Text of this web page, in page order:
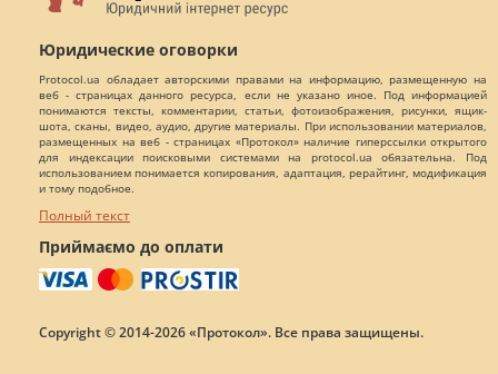
Юридические оговорки
Protocol.ua обладает авторскими правами на информацию, размещенную на
веб - страницах данного ресурса, если не указано иное. Под информацией
понимаются тексты, комментарии, статьи, фотоизображения, рисунки, ящик-
шота, сканы, видео, аудио, другие материалы. При использовании материалов,
размещенных на веб - страницах «Протокол» наличие гиперссылки открытого
для индексации поисковыми системами на protocol.ua обязательна. Под
использованием понимается копирования, адаптация, рерайтинг, модификация
и тому подобное.
Полный текст
Приймаємо до оплати
Copyright © 2014-2026 «Протокол». Все права защищены.